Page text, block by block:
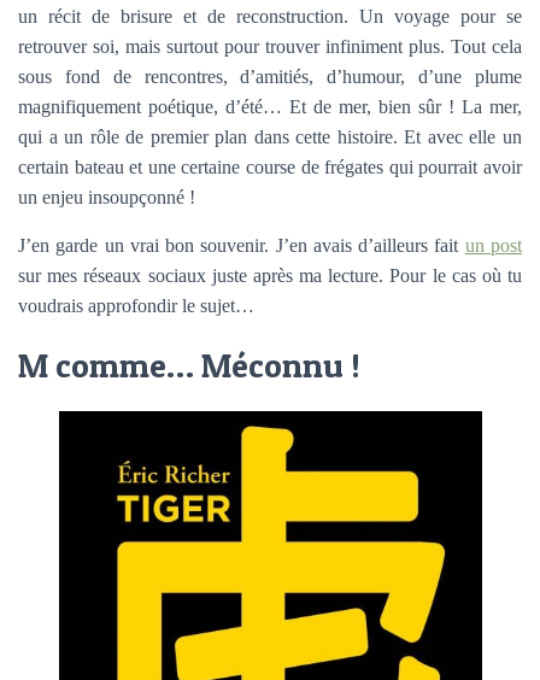
un récit de brisure et de reconstruction. Un voyage pour se
retrouver soi, mais surtout pour trouver infiniment plus. Tout cela
sous fond de rencontres, d’amitiés, d’humour, d’une plume
magnifiquement poétique, d’été… Et de mer, bien sûr ! La mer,
qui a un rôle de premier plan dans cette histoire. Et avec elle un
certain bateau et une certaine course de frégates qui pourrait avoir
un enjeu insoupçonné !
J’en garde un vrai bon souvenir. J’en avais d’ailleurs fait un post
sur mes réseaux sociaux juste après ma lecture. Pour le cas où tu
voudrais approfondir le sujet…
M comme… Méconnu !